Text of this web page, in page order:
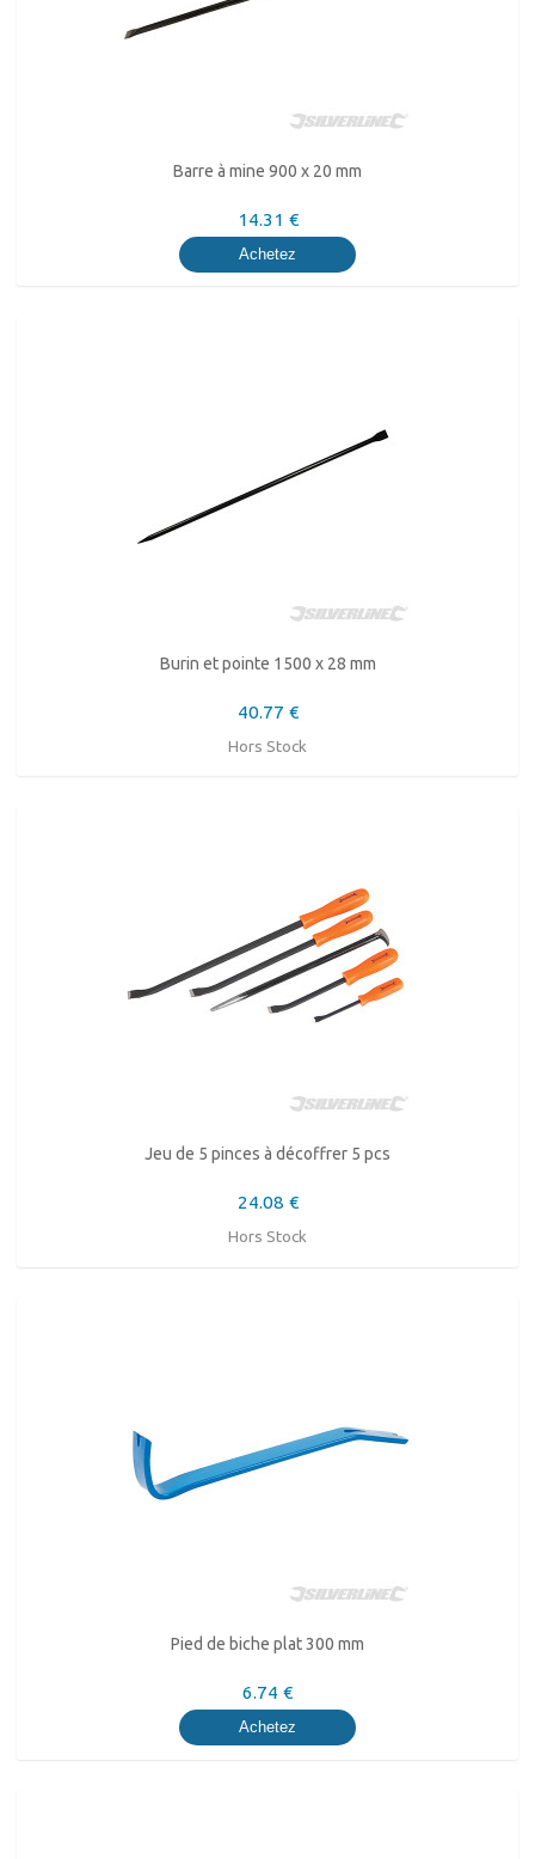
Barre à mine 900 x 20 mm
14.31 €
Achetez
Burin et pointe 1500 x 28 mm
40.77 €
Hors Stock
Jeu de 5 pinces à décoffrer 5 pcs
24.08 €
Hors Stock
Pied de biche plat 300 mm
6.74 €
Achetez